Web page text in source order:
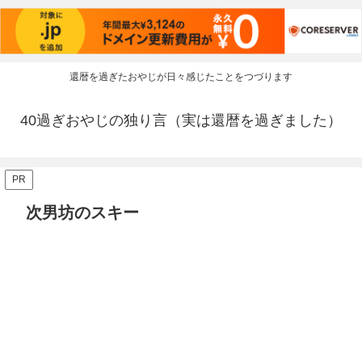
還暦を過ぎたおやじが日々感じたことをつづります
40過ぎおやじの独り言（実は還暦を過ぎました）
PR
次男坊のスキー